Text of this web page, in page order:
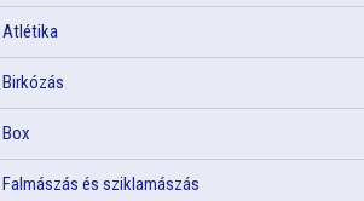
Atlétika
Birkózás
Box
Falmászás és sziklamászás